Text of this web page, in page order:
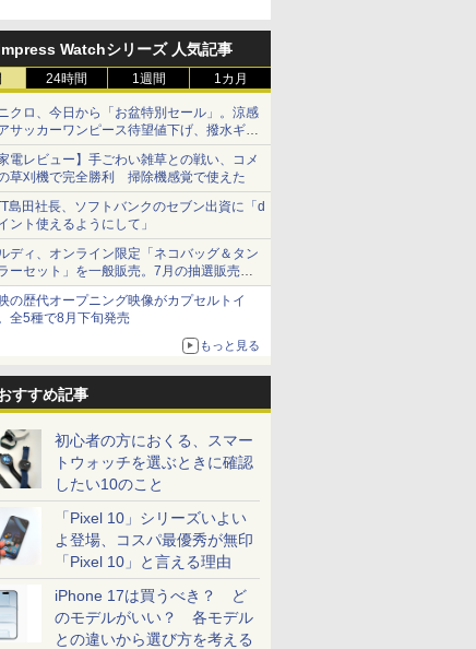
Watchシリーズ 人気記事
24時間 1週間 1カ月
クロ、今日から「お盆特別セール」。涼感
サッカーワンピース待望値下げ、撥水ギア
ーツは1990円に
家電レビュー】手ごわい雑草との戦い、コメ
草刈機で完全勝利 掃除機感覚で使えた
島田社長、ソフトバンクのセブン出資に「d
ント使えるようにして」
ディ、オンライン限定「ネコバッグ＆タン
ーセット」を一般販売。7月の抽選販売の
無効分
の歴代オープニング映像がカプセルトイ
全5種で8月下旬発売
もっと見る
すすめ記事
初心者の方におくる、スマー
トウォッチを選ぶときに確認
したい10のこと
「Pixel 10」シリーズいよい
よ登場、コスパ最優秀が無印
「Pixel 10」と言える理由
iPhone 17は買うべき？ ど
のモデルがいい？ 各モデル
との違いから選び方を考える